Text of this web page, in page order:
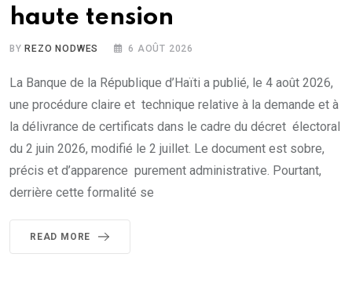
haute tension
BYREZO NODWES 6 AOÛT 2026
La Banque de la République d’Haïti a publié, le 4 août 2026,
une procédure claire et technique relative à la demande et à
la délivrance de certificats dans le cadre du décret électoral
du 2 juin 2026, modifié le 2 juillet. Le document est sobre,
précis et d’apparence purement administrative. Pourtant,
derrière cette formalité se
READ MORE